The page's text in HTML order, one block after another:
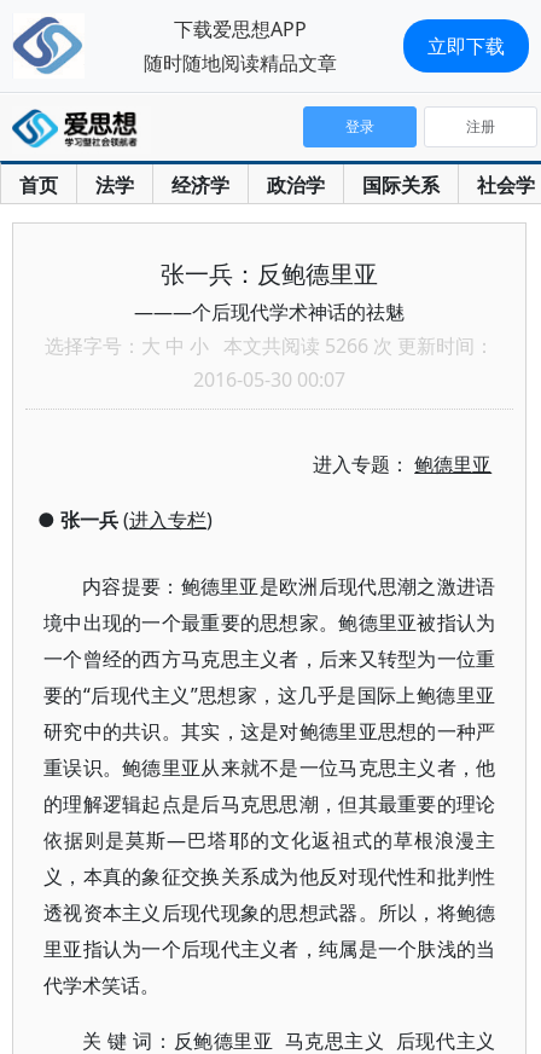
首页 法学 经济学 政治学 国际关系 社会学
登录 注册
张一兵：反鲍德里亚
———个后现代学术神话的祛魅
选择字号： 大 中 小 本文共阅读 5266 次 更新时间：
2016-05-30 00:07
进入专题：鲍德里亚
● 张一兵(进入专栏)
内容提要：鲍德里亚是欧洲后现代思潮之激进语
境中出现的一个最重要的思想家。鲍德里亚被指认为
一个曾经的西方马克思主义者，后来又转型为一位重
要的“后现代主义”思想家，这几乎是国际上鲍德里亚
研究中的共识。其实，这是对鲍德里亚思想的一种严
重误识。鲍德里亚从来就不是一位马克思主义者，他
的理解逻辑起点是后马克思思潮，但其最重要的理论
依据则是莫斯—巴塔耶的文化返祖式的草根浪漫主
义，本真的象征交换关系成为他反对现代性和批判性
透视资本主义后现代现象的思想武器。所以，将鲍德
里亚指认为一个后现代主义者，纯属是一个肤浅的当
代学术笑话。
关 键 词：反鲍德里亚 马克思主义 后现代主义
下载爱思想APP
随时随地阅读精品文章
立即下载